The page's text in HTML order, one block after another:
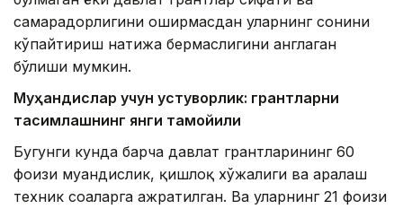
самарадорлигини оширмасдан уларнинг сонини
кўпайтириш натижа бермаслигини англаган
бўлиши мумкин.
Муҳандислар учун устуворлик: грантларни
тақсимлашнинг янги тамойили
Бугунги кунда барча давлат грантларининг 60
фоизи муҳандислик, қишлоқ хўжалиги ва аралаш
техник соҳаларга ажратилган. Ва уларнинг 21 фоизи